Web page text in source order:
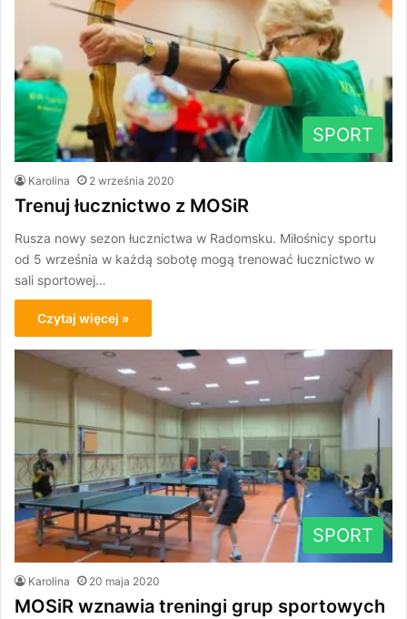
SPORT
Karolina 2 września 2020
Trenuj łucznictwo z MOSiR
Rusza nowy sezon łucznictwa w Radomsku. Miłośnicy sportu
od 5 września w każdą sobotę mogą trenować łucznictwo w
sali sportowej…
Czytaj więcej »
SPORT
Karolina 20 maja 2020
MOSiR wznawia treningi grup sportowych